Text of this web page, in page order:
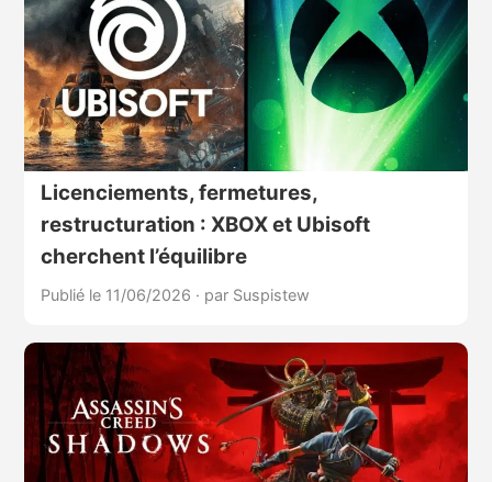
Licenciements, fermetures,
restructuration : XBOX et Ubisoft
cherchent l’équilibre
Publié le 11/06/2026 · par Suspistew